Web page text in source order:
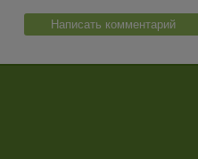
Написать комментарий